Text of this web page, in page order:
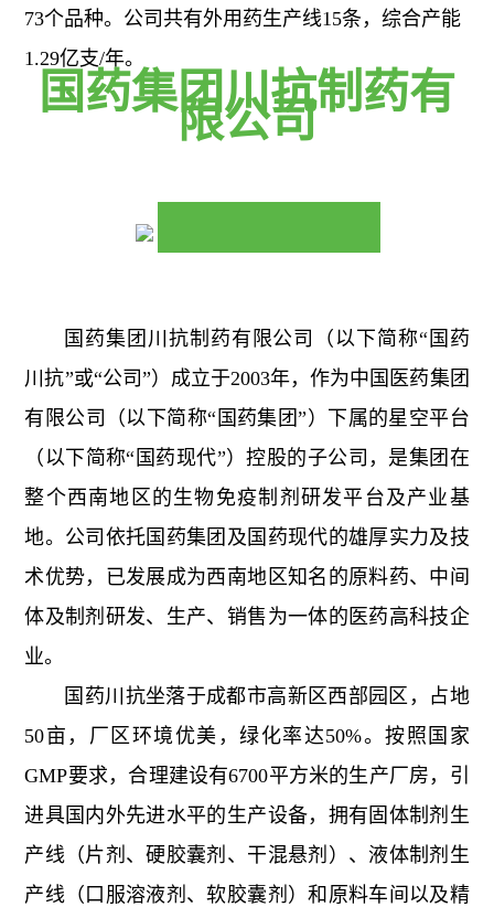
73个品种。公司共有外用药生产线15条，综合产能
1.29亿支/年。
国药集团川抗制药有
限公司
国药集团川抗制药有限公司（以下简称“国药
川抗”或“公司”）成立于2003年，作为中国医药集团
有限公司（以下简称“国药集团”）下属的星空平台
（以下简称“国药现代”）控股的子公司，是集团在
整个西南地区的生物免疫制剂研发平台及产业基
地。公司依托国药集团及国药现代的雄厚实力及技
术优势，已发展成为西南地区知名的原料药、中间
体及制剂研发、生产、销售为一体的医药高科技企
业。
国药川抗坐落于成都市高新区西部园区，占地
50亩，厂区环境优美，绿化率达50%。按照国家
GMP要求，合理建设有6700平方米的生产厂房，引
进具国内外先进水平的生产设备，拥有固体制剂生
产线（片剂、硬胶囊剂、干混悬剂）、液体制剂生
产线（口服溶液剂、软胶囊剂）和原料车间以及精